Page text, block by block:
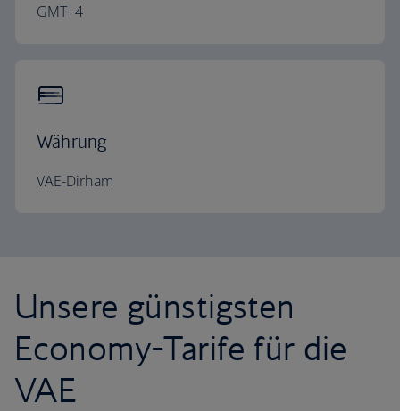
GMT+4
Währung
VAE-Dirham
Unsere günstigsten
Economy-Tarife für die
VAE